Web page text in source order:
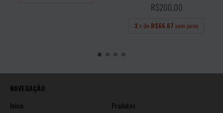
R$200,00
3 x de R$66,67 sem juros
NAVEGAÇÃO
Início
Produtos